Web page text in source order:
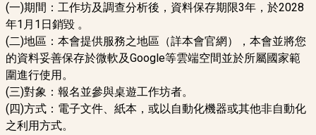
(一)期間：工作坊及調查分析後，資料保存期限3年，於2028
年1月1日銷毀 。
(二)地區：本會提供服務之地區（詳本會官網），本會並將您
的資料妥善保存於微軟及Google等雲端空間並於所屬國家範
圍進行使用。
(三)對象：報名並參與桌遊工作坊者。
(四)方式：電子文件、紙本，或以自動化機器或其他非自動化
之利用方式。